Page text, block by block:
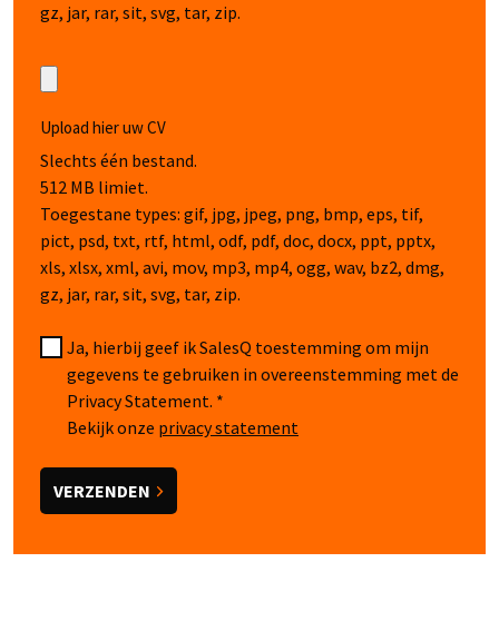
gz, jar, rar, sit, svg, tar, zip.
Upload hier uw CV
Slechts één bestand.
512 MB limiet.
Toegestane types: gif, jpg, jpeg, png, bmp, eps, tif,
pict, psd, txt, rtf, html, odf, pdf, doc, docx, ppt, pptx,
xls, xlsx, xml, avi, mov, mp3, mp4, ogg, wav, bz2, dmg,
gz, jar, rar, sit, svg, tar, zip.
Ja, hierbij geef ik SalesQ toestemming om mijn
gegevens te gebruiken in overeenstemming met de
Privacy Statement.
Bekijk onze privacy statement